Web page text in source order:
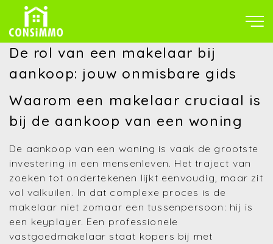
De rol van een makelaar bij
aankoop: jouw onmisbare gids
Waarom een makelaar cruciaal is
bij de aankoop van een woning
De aankoop van een woning is vaak de grootste
investering in een mensenleven. Het traject van
zoeken tot ondertekenen lijkt eenvoudig, maar zit
vol valkuilen. In dat complexe proces is de
makelaar niet zomaar een tussenpersoon: hij is
een keyplayer. Een professionele
vastgoedmakelaar staat kopers bij met